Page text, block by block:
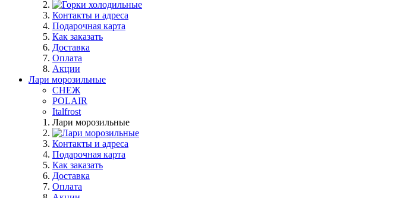
Контакты и адреса
Подарочная карта
Как заказать
Доставка
Оплата
Акции
Лари морозильные
СНЕЖ
POLAIR
Italfrost
Лари морозильные
Контакты и адреса
Подарочная карта
Как заказать
Доставка
Оплата